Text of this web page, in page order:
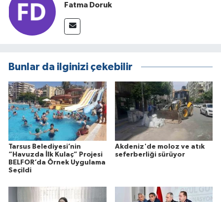
Fatma Doruk
Bunlar da ilginizi çekebilir
Tarsus Belediyesi’nin
“Havuzda İlk Kulaç” Projesi
BELFOR’da Örnek Uygulama
Seçildi
Akdeniz'de moloz ve atık
seferberliği sürüyor